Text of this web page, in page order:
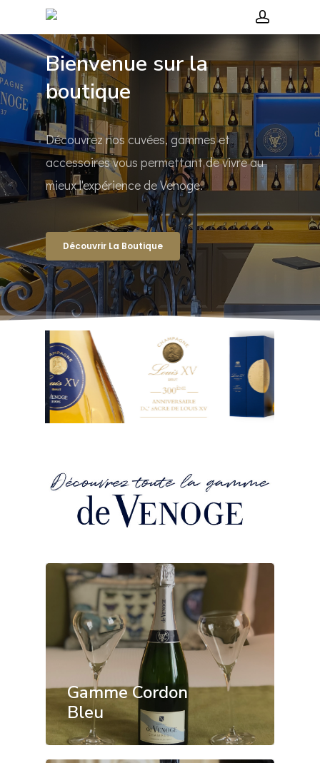
Hit enter to search or ESC to close
Bienvenue sur la
boutique
Découvrez nos cuvées, gammes et
accessoires vous permettant de vivre au
mieux l'expérience de Venoge.
Découvrir La Boutique
Gamme Cordon
Bleu